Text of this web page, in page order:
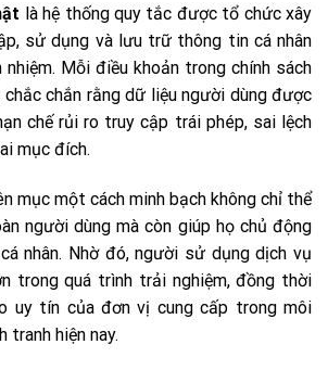
là hệ thống quy tắc được tổ chức xây
sử dụng và lưu trữ thông tin cá nhân
Mỗi điều khoản trong chính sách
chắn rằng dữ liệu người dùng được
chế rủi ro truy cập trái phép, sai lệch
mục đích.
mục một cách minh bạch không chỉ thể
người dùng mà còn giúp họ chủ động
nhân. Nhờ đó, người sử dụng dịch vụ
trong quá trình trải nghiệm, đồng thời
uy tín của đơn vị cung cấp trong môi
tranh hiện nay.